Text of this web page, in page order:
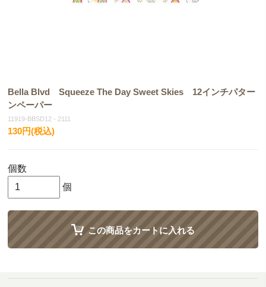
Bella Blvd Squeeze The Day Sweet Skies 12インチパター
ンペーパー
11919-BBSD12 - 2111
130円(税込)
個数
個
この商品をカートに入れる